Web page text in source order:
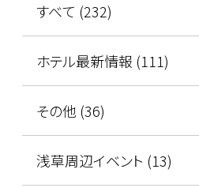
すべて (232)
ホテル最新情報 (111)
その他 (36)
浅草周辺イベント (13)